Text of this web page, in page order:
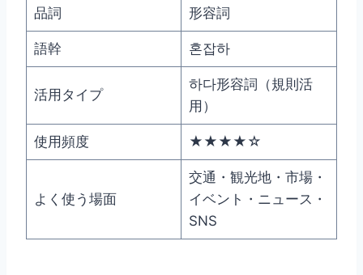
品詞 形容詞
語幹 혼잡하
活用タイプ
하다形容詞（規則活
用）
使用頻度 ★★★★☆
よく使う場面
交通・観光地・市場・
イベント・ニュース・
SNS